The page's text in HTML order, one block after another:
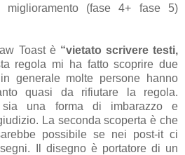
(fase 4+ fase 5)
Toast è “vietato scrivere testi,
regola mi ha fatto scoprire due
generale molte persone hanno
quasi da rifiutare la regola.
sia una forma di imbarazzo e
La seconda scoperta è che
possibile se nei post-it ci
Il disegno è portatore di un